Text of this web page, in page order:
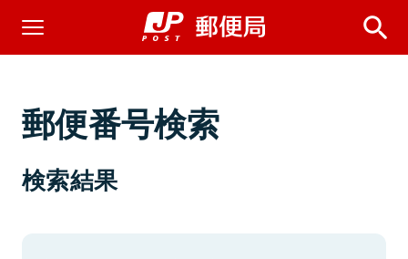
郵便番号検索
検索結果